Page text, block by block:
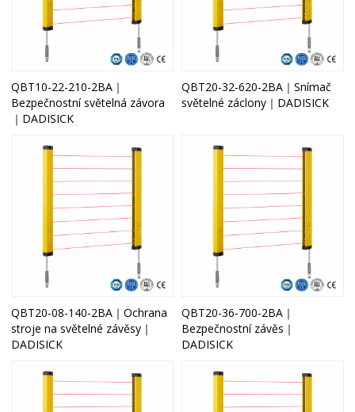
QBT10-22-210-2BA｜
Bezpečnostní světelná závora
｜DADISICK
QBT20-32-620-2BA｜Snímač
světelné záclony｜DADISICK
QBT20-08-140-2BA｜Ochrana
stroje na světelné závěsy｜
DADISICK
QBT20-36-700-2BA｜
Bezpečnostní závěs｜
DADISICK